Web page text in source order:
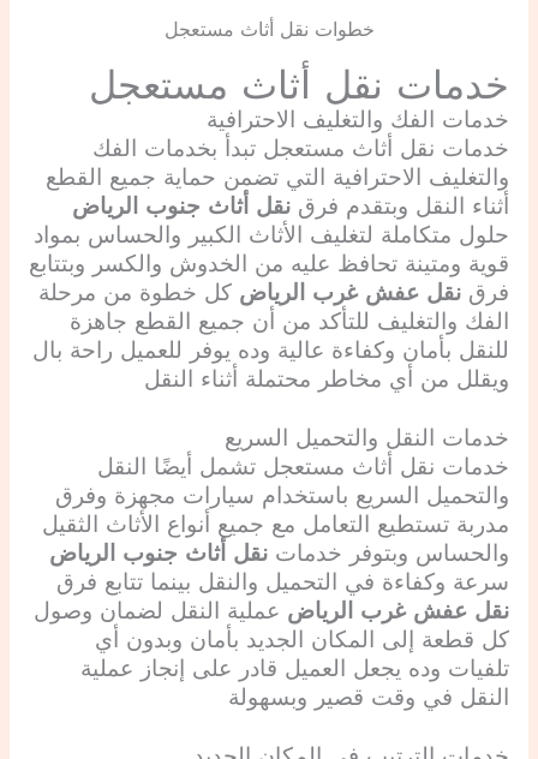
خطوات نقل أثاث مستعجل
خدمات نقل أثاث مستعجل
خدمات الفك والتغليف الاحترافية
خدمات نقل أثاث مستعجل تبدأ بخدمات الفك
والتغليف الاحترافية التي تضمن حماية جميع القطع
أثناء النقل وبتقدم فرق نقل أثاث جنوب الرياض
حلول متكاملة لتغليف الأثاث الكبير والحساس بمواد
قوية ومتينة تحافظ عليه من الخدوش والكسر وبتتابع
فرق نقل عفش غرب الرياض كل خطوة من مرحلة
الفك والتغليف للتأكد من أن جميع القطع جاهزة
للنقل بأمان وكفاءة عالية وده يوفر للعميل راحة بال
ويقلل من أي مخاطر محتملة أثناء النقل
خدمات النقل والتحميل السريع
خدمات نقل أثاث مستعجل تشمل أيضًا النقل
والتحميل السريع باستخدام سيارات مجهزة وفرق
مدربة تستطيع التعامل مع جميع أنواع الأثاث الثقيل
والحساس وبتوفر خدمات نقل أثاث جنوب الرياض
سرعة وكفاءة في التحميل والنقل بينما تتابع فرق
نقل عفش غرب الرياض عملية النقل لضمان وصول
كل قطعة إلى المكان الجديد بأمان وبدون أي
تلفيات وده يجعل العميل قادر على إنجاز عملية
النقل في وقت قصير وبسهولة